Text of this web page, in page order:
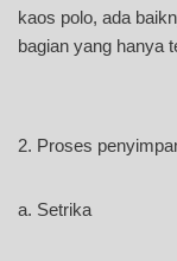
kaos polo, ada
bagian yang hanya
2. Proses
a. Setrika